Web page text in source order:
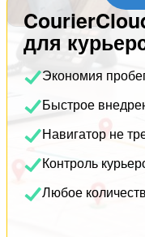
для
Экономия
Быстрое
Навигатор не
Контроль
Любое